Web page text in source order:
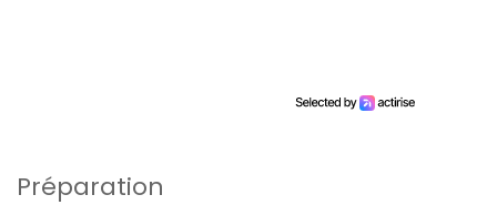
Préparation